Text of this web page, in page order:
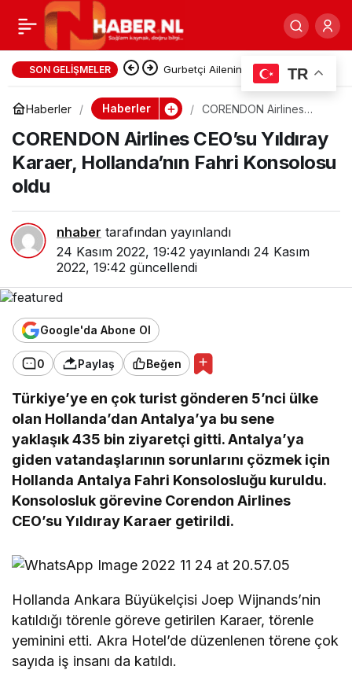
SON GELIŞMELER Gurbetçi Ailenin Dönüş Yolculuğu
Kabusa Döndü: Bulgaristan’da
Araçlarına 6 Ay El Konuldu
Haberler Haberler
CORENDON Airlines
Hollanda’nın Fahri
Konsolosu oldu
CORENDON Airlines CEO’su Yıldıray
Karaer, Hollanda’nın Fahri Konsolosu
oldu
nhaber tarafından yayınlandı
24 Kasım 2022, 19:42 yayınlandı 24 Kasım
2022, 19:42 güncellendi
Google'da Abone Ol
0 Paylaş Beğen
Türkiye’ye en çok turist gönderen 5’nci ülke
olan Hollanda’dan Antalya’ya bu sene
yaklaşık 435 bin ziyaretçi gitti. Antalya’ya
giden vatandaşlarının sorunlarını çözmek için
Hollanda Antalya Fahri Konsolosluğu kuruldu.
Konsolosluk görevine Corendon Airlines
CEO’su Yıldıray Karaer getirildi.
Hollanda Ankara Büyükelçisi Joep Wijnands’nin
katıldığı törenle göreve getirilen Karaer, törenle
yeminini etti. Akra Hotel’de düzenlenen törene çok
sayıda iş insanı da katıldı.
Dempemzedelerin
dışarda kaldığı Düzce
için sel uyarısı yapıldı
0 Paylaş
TR